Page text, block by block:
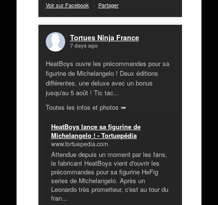
Voir sur Facebook · Partager
Tortues Ninja France
7 days ago
HeatBoys ouvre les précommandes pour sa
figurine de Michelangelo ! Deux éditions
différentes, une deluxe avec un bonus
jusqu'au 5 août ! Tic tac...
Toutes les infos et photos ➡
HeatBoys lance sa figurine de
Michelangelo ! - Tortuepédia
www.tortuepedia.com
Attendue depuis un moment par les fans,
le fabricant HeatBoys vient d'ouvrir les
précommandes pour sa figurine HeFig
series de Michelangelo. Après un
Leonardo très prometteur, c'est au tour du
fran...